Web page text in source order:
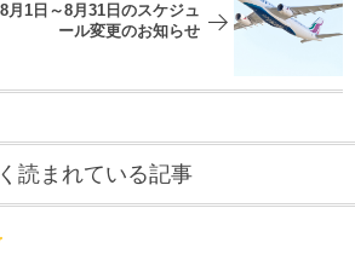
月1日～8月31日のスケジュ
ール変更のお知らせ
読まれている記事